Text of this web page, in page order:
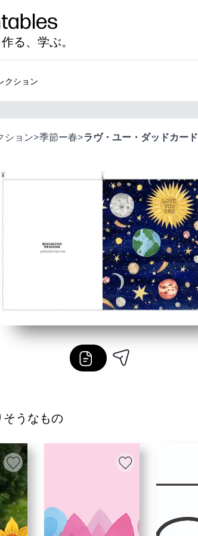
る、学ぶ。
クション
ション>季節ー春>ラヴ・ユー・ダッドカード
そうなもの